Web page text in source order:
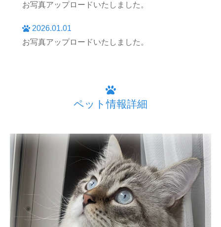
お写真アップロードいたしました。
2026.01.01
お写真アップロードいたしました。
ペット情報詳細